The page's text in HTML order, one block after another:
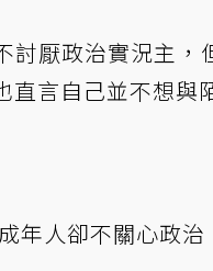
討厭政治實況主
直言自己並不想與
年人卻不關心政治